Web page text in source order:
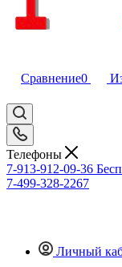
Сравнение0
Телефоны
7-913-912-09-36
7-499-328-2267
Личный